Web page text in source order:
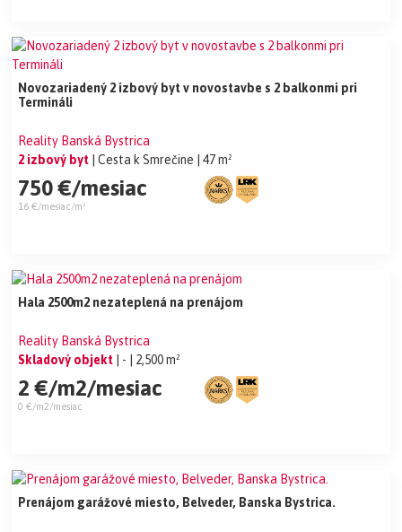
Novozariadený 2 izbový byt v novostavbe s 2 balkonmi pri
Termináli
Reality Banská Bystrica
2 izbový byt
| Cesta k Smrečine | 47 m²
750 €/mesiac
16 €/mesiac/m²
Hala 2500m2 nezateplená na prenájom
Reality Banská Bystrica
Skladový objekt
| - | 2,500 m²
2 €/m2/mesiac
0 €/m2/mesiac
Prenájom garážové miesto, Belveder, Banska Bystrica.